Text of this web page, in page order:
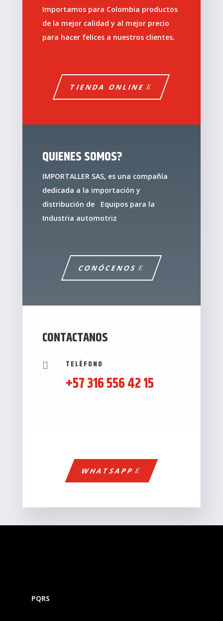
Importamos para Colombia productos
de la mejor calidad y al mejor precio
para hacer felices a nuestros clientes.
TIENDA ONLINE
QUIENES SOMOS?
IMPORTALLER SAS, es una compañía
dedicada a la importación y
distribución de Equipos para la
Industria automotriz
CONÓCENOS
CONTACTANOS
 TELÉFONO
+57 316 556 42 15
WHATSAPP
PQRS